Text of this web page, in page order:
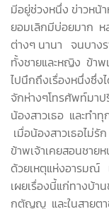
มีอยู่ช่วงหนึ่ง ข่าวหน้
ยอมเลิกมีบ่อยมาก ห
ต่างๆ นานา จนบาง
ทั้งชายและหญิง ข้าพ
ไปนึกถึงเรื่องหนึ่งซึ่
จักห่างๆโทรศัพท์มา
น้องสาวเธอ และทำ
เมื่อน้องสาวเธอไม่รั
ข้าพเจ้าเคยสอนชา
ด้วยเหตุแห่งอารมณ์
เผยเรื่องนี้แก่ทางบ้า
กตัญญู และในสายตาข